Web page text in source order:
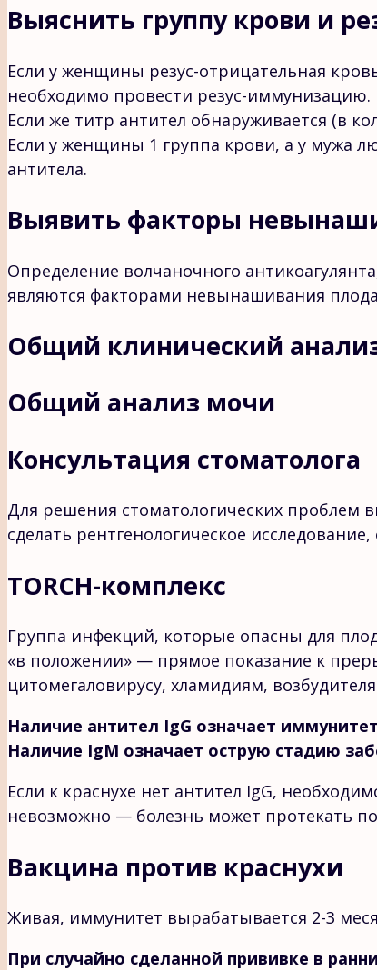
Выяснить группу крови и
Если у женщины резус-отрицательная
необходимо провести резус-иммунизацию.
Если же титр антител обнаруживается (в
Если у женщины 1 группа крови, а у мужа
антитела.
Выявить факторы
Определение волчаночного
являются факторами невынашивания
Общий клинический
Общий анализ мочи
Консультация стоматолога
Для решения стоматологических проблем
сделать рентгенологическое
TORCH-комплекс
Группа инфекций, которые опасны для
«в положении» — прямое показание к
цитомегаловирусу, хламидиям,
Наличие антител IgG означает иммунитет
Наличие IgM означает острую стадию
Если к краснухе нет антител IgG,
невозможно — болезнь может протекать
Вакцина против краснухи
Живая, иммунитет вырабатывается 2-3
При случайно сделанной прививке в